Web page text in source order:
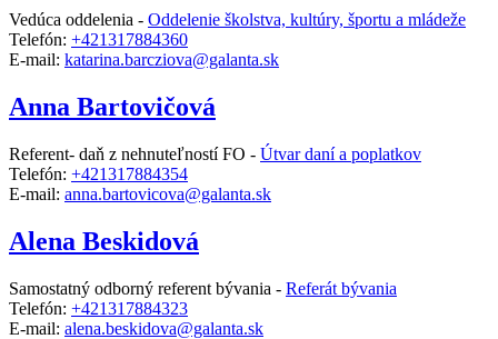
Vedúca oddelenia - Oddelenie školstva, kultúry, športu a mládeže
Telefón: +421317884360
E-mail: katarina.barcziova@galanta.sk
Anna Bartovičová
Referent- daň z nehnuteľností FO - Útvar daní a poplatkov
Telefón: +421317884354
E-mail: anna.bartovicova@galanta.sk
Alena Beskidová
Samostatný odborný referent bývania - Referát bývania
Telefón: +421317884323
E-mail: alena.beskidova@galanta.sk